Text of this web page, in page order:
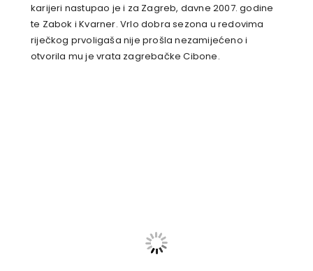
karijeri nastupao je i za Zagreb, davne 2007. godine
te Zabok i Kvarner. Vrlo dobra sezona u redovima
riječkog prvoligaša nije prošla nezamijećeno i
otvorila mu je vrata zagrebačke Cibone.